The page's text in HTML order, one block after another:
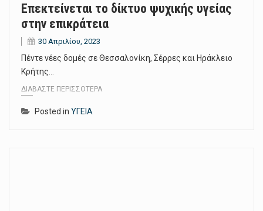
Επεκτείνεται το δίκτυο ψυχικής υγείας
στην επικράτεια
30 Απριλίου, 2023
Πέντε νέες δομές σε Θεσσαλονίκη, Σέρρες και Ηράκλειο
Κρήτης…
ΔΙΑΒΆΣΤΕ ΠΕΡΙΣΣΌΤΕΡΑ
Posted in ΥΓΕΙΑ